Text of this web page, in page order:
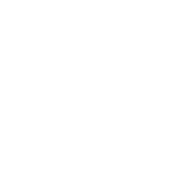
nec revelabis
Ad mulierem, quae
accedes nec
Cum uxore proximi
De semine tuo non